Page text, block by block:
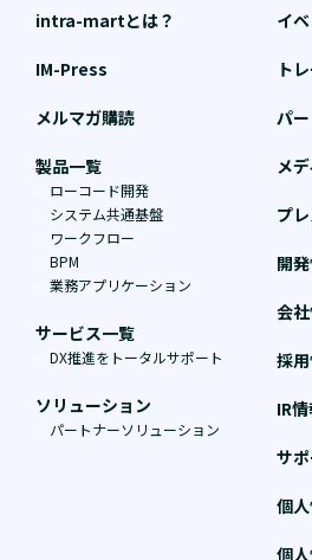
intra-martとは？
IM-Press
メルマガ購読
製品一覧
ローコード開発
システム共通基盤
ワークフロー
BPM
業務アプリケーション
サービス一覧
DX推進をトータルサポート
ソリューション
パートナーソリューション
イ
ト
パ
メ
プ
開
会
採
IR
サ
個
個